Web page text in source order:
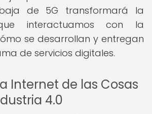
de 5G transformará la
interactuamos con la
se desarrollan y entregan
de servicios digitales.
Internet de las Cosas
4.0